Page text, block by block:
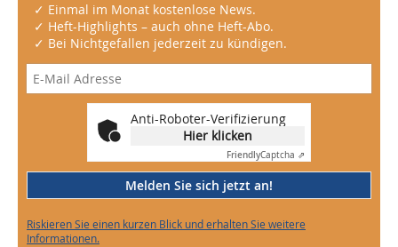
✓ Einmal im Monat kostenlose News.
✓ Heft-Highlights – auch ohne Heft-Abo.
✓ Bei Nichtgefallen jederzeit zu kündigen.
Anti-Roboter-Verifizierung
Hier klicken
FriendlyCaptcha ⇗
Melden Sie sich jetzt an!
Riskieren Sie einen kurzen Blick und erhalten Sie weitere
Informationen.